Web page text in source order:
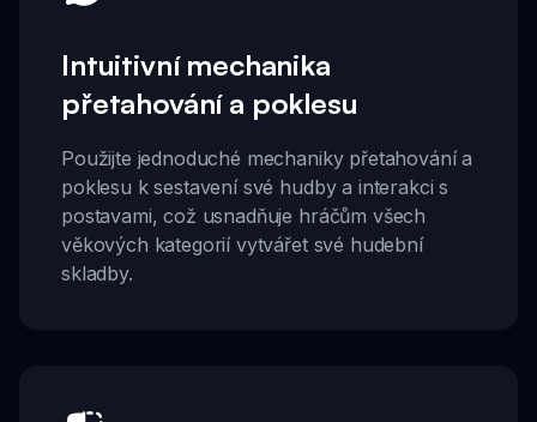
Intuitivní mechanika
přetahování a poklesu
Použijte jednoduché mechaniky přetahování a
poklesu k sestavení své hudby a interakci s
postavami, což usnadňuje hráčům všech
věkových kategorií vytvářet své hudební
skladby.